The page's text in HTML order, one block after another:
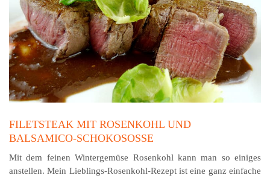
FILETSTEAK MIT ROSENKOHL UND
BALSAMICO-SCHOKOSOSSE
Mit dem feinen Wintergemüse Rosenkohl kann man so einiges
anstellen. Mein Lieblings-Rosenkohl-Rezept ist eine ganz einfache